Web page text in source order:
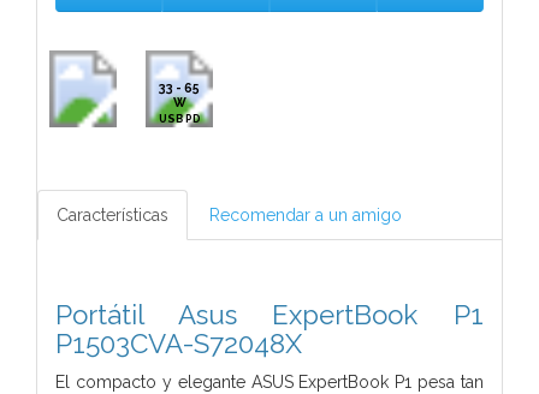
33 - 65
W
USB PD
Características Recomendar a un amigo
Portátil Asus ExpertBook P1
P1503CVA-S72048X
El compacto y elegante ASUS ExpertBook P1 pesa tan